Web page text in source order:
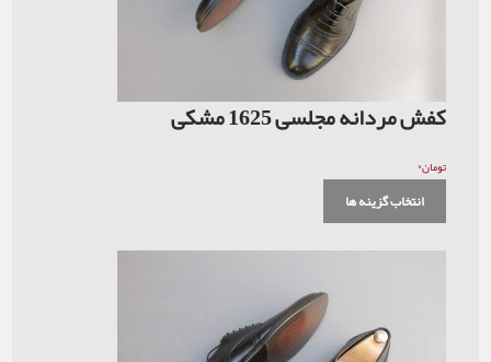
کفش مردانه مجلسی 1625 مشکی
تومان۰
انتخاب گزینه ها